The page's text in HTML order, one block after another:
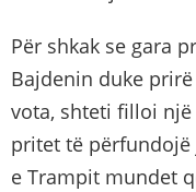
Për shkak se gara
Bajdenin duke
vota, shteti filloi
pritet të përfundojë
e Trampit mundet